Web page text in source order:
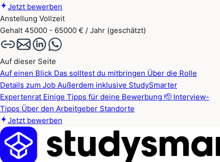
Jetzt bewerben
Anstellung Vollzeit
Gehalt 45000 - 65000 € / Jahr (geschätzt)
Auf dieser Seite
Auf einen Blick Das solltest du mitbringen Über die Rolle
Details zum Job Außerdem inklusive StudySmarter
Expertenrat Einige Tipps für deine Bewerbung 🫡 Interview-
Tipps Über den Arbeitgeber Standorte
Jetzt bewerben